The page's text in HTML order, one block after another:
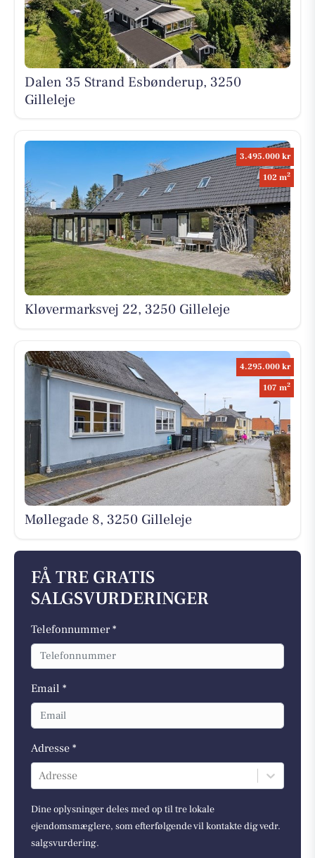
Dalen 35 Strand Esbønderup, 3250
Gilleleje
3.495.000 kr
102 m2
Kløvermarksvej 22, 3250 Gilleleje
4.295.000 kr
107 m2
Møllegade 8, 3250 Gilleleje
FÅ TRE GRATIS
SALGSVURDERINGER
Telefonnummer *
Email *
Adresse *
Adresse
Dine oplysninger deles med op til tre lokale
ejendomsmæglere, som efterfølgende vil kontakte dig vedr.
salgsvurdering.